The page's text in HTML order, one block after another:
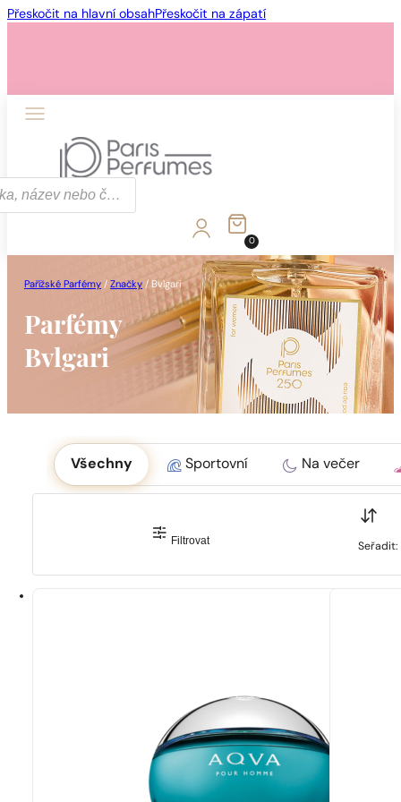
Přeskočit na hlavní obsahPřeskočit na zápatí
0
Pařížské Parfémy /Značky / Bvlgari
Parfémy
Bvlgari
Okoliczność
Všechny Sportovní Na večer
Filtrovat Seřadit: